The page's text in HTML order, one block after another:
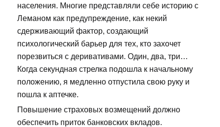
населения. Многие представляли себе историю с
Леманом как предупреждение, как некий
сдерживающий фактор, создающий
психологический барьер для тех, кто захочет
порезвиться с деривативами. Один, два, три…
Когда секундная стрелка подошла к начальному
положению, я медленно отпустила свою руку и
пошла к аптечке.
Повышение страховых возмещений должно
обеспечить приток банковских вкладов.